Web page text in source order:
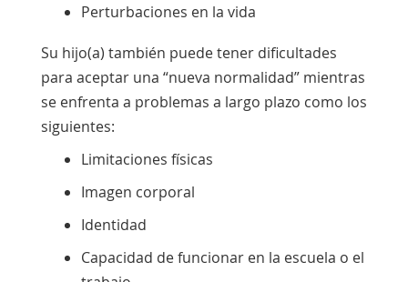
Perturbaciones en la vida
Su hijo(a) también puede tener dificultades
para aceptar una “nueva normalidad” mientras
se enfrenta a problemas a largo plazo como los
siguientes:
Limitaciones físicas
Imagen corporal
Identidad
Capacidad de funcionar en la escuela o el